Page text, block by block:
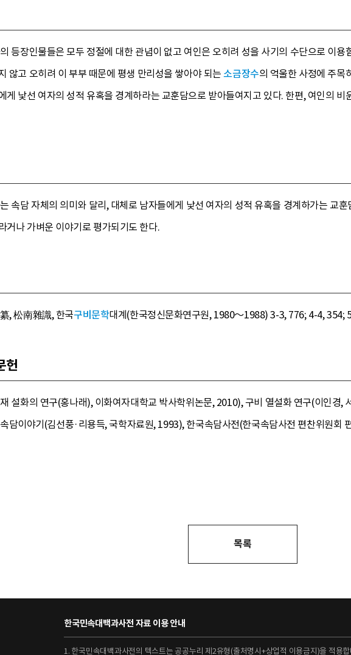
등장인물들은 모두 정절에 대한 관념이 없고 여인은 오히려 성을 사기의 수단으로 이
않고 오히려 이 부부 때문에 평생 만리성을 쌓아야 되는소금장수의 억울한 사정에 주목
게 낯선 여자의 성적 유혹을 경계하라는 교훈담으로 받아들여지고 있다. 한편, 여인의
속담 자체의 의미와 달리, 대체로 남자들에게 낯선 여자의 성적 유혹을 경계하가는 교
거나 가벼운 이야기로 평가되기도 한다.
, 松南雜識, 한국구비문학대계(한국정신문화연구원, 1980～1988) 3-3, 776; 4-4, 354;
헌
설화의 연구(홍나래), 이화여자대학교 박사학위논문, 2010), 구비 열설화 연구(이인경
담이야기(김선풍·리용득, 국학자료원, 1993), 한국속담사전(한국속담사전 편찬위원회
목록
한국민속대백과사전 자료 이용 안내
1. 한국민속대백과사전의 텍스트는 공공누리 제2유형(출처명시+상업적 이용금지)을 적용